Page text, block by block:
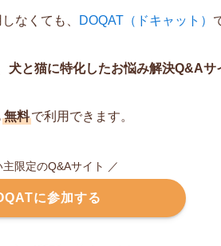
なくても、 DOQAT（ドキャット）
犬と猫に特化したお悩み解決Q&Aサ
無料で利用できます。
主限定のQ&Aサイト ／
に参加する